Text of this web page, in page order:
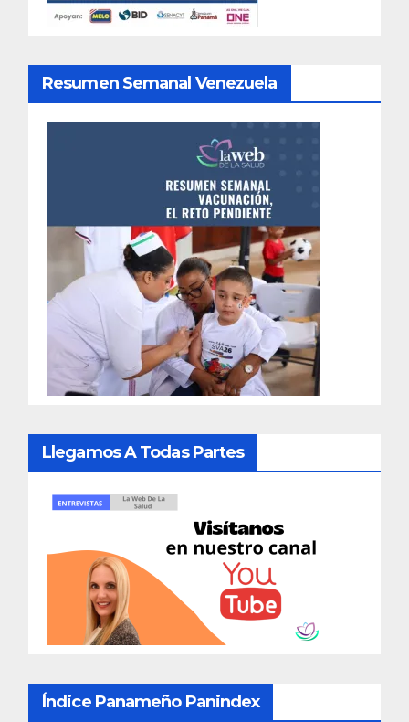
Resumen Semanal Venezuela
Llegamos A Todas Partes
Índice Panameño Panindex